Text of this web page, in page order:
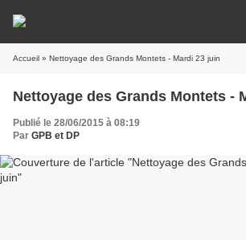
Accueil » Nettoyage des Grands Montets - Mardi 23 juin
Nettoyage des Grands Montets -
Publié le 28/06/2015 à 08:19
Par GPB et DP